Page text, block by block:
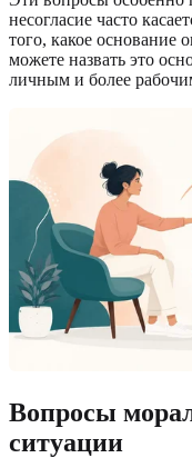
несогласие часто
того, какое основание
можете назвать это
личным и более
Вопросы
ситуации